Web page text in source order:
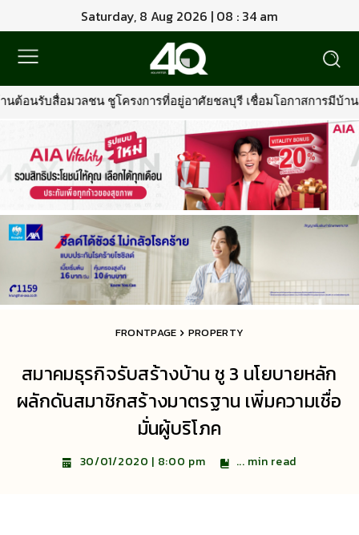
Saturday, 8 Aug 2026 | 08 : 34 am
รที่อยู่อาศัยชลบุรี เชื่อมโอกาสการมีบ้านคุณภาพ รองรับการเติบโต
FRONTPAGE PROPERTY
สมาคมธุรกิจรับสร้างบ้าน ชู 3 นโยบายหลัก
ผลักดันสมาชิกสร้างมาตรฐาน เพิ่มความเชื่อ
มั่นผู้บริโภค
30/01/2020 | 8:00 pm ... min read